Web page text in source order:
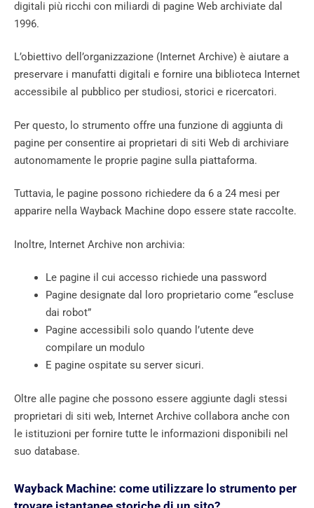
digitali più ricchi con miliardi di pagine Web archiviate dal
1996.
L’obiettivo dell’organizzazione (Internet Archive) è aiutare a
preservare i manufatti digitali e fornire una biblioteca Internet
accessibile al pubblico per studiosi, storici e ricercatori.
Per questo, lo strumento offre una funzione di aggiunta di
pagine per consentire ai proprietari di siti Web di archiviare
autonomamente le proprie pagine sulla piattaforma.
Tuttavia, le pagine possono richiedere da 6 a 24 mesi per
apparire nella Wayback Machine dopo essere state raccolte.
Inoltre, Internet Archive non archivia:
Le pagine il cui accesso richiede una password
Pagine designate dal loro proprietario come “escluse
dai robot”
Pagine accessibili solo quando l’utente deve
compilare un modulo
E pagine ospitate su server sicuri.
Oltre alle pagine che possono essere aggiunte dagli stessi
proprietari di siti web, Internet Archive collabora anche con
le istituzioni per fornire tutte le informazioni disponibili nel
suo database.
Wayback Machine: come utilizzare lo strumento per